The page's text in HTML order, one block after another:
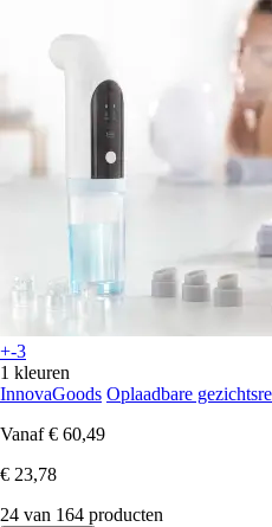
+-3
1 kleuren
InnovaGoods Oplaadbare
Vanaf € 60,49
€ 23,78
24 van 164 producten